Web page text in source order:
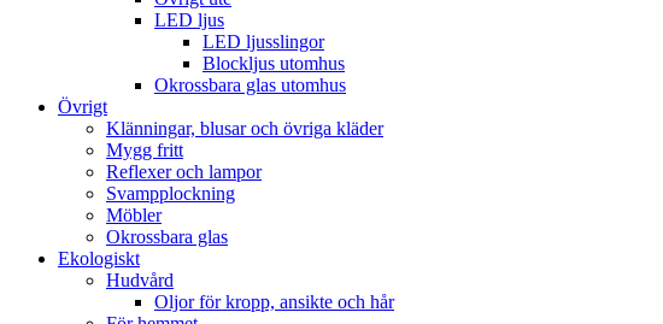
LED ljus
LED ljusslingor
Blockljus utomhus
Okrossbara glas utomhus
Övrigt
Klänningar, blusar och övriga kläder
Mygg fritt
Reflexer och lampor
Svampplockning
Möbler
Okrossbara glas
Ekologiskt
Hudvård
Oljor för kropp, ansikte och hår